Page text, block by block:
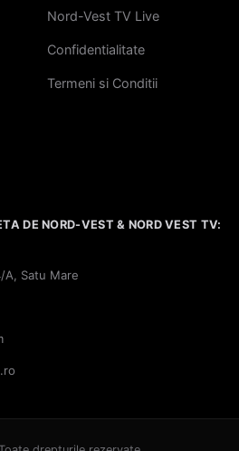
Nord-Vest TV Live
Confidentialitate
Termeni si Conditii
DE NORD-VEST & NORD VEST TV:
A, Satu Mare